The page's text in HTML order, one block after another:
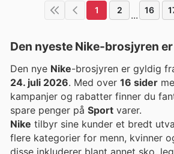
1 2 ... 16
Den nyeste Nike-brosjyren
Den nye Nike-brosjyren er gyldig
24. juli 2026. Med over 16 sider
kampanjer og rabatter finner du
spare penger på Sport varer.
Nike tilbyr sine kunder et bredt
flere kategorier for menn, kvinner